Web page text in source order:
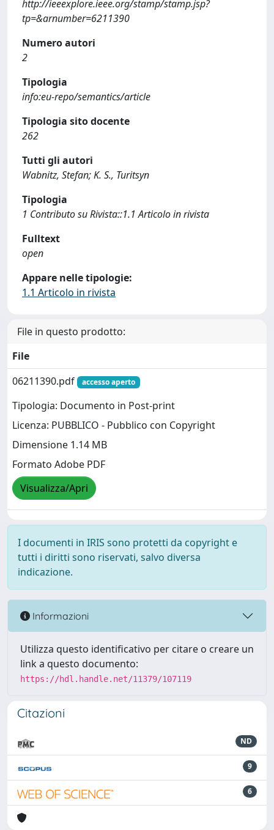
http://ieeexplore.ieee.org/stamp/stamp.jsp?
tp=&arnumber=6211390
Numero autori
2
Tipologia
info:eu-repo/semantics/article
Tipologia sito docente
262
Tutti gli autori
Wabnitz, Stefan; K. S., Turitsyn
Tipologia
1 Contributo su Rivista::1.1 Articolo in rivista
Fulltext
open
Appare nelle tipologie:
1.1 Articolo in rivista
File in questo prodotto:
File
06211390.pdf
accesso aperto
Tipologia: Documento in Post-print
Licenza: PUBBLICO - Pubblico con Copyright
Dimensione 1.14 MB
Formato Adobe PDF
Visualizza/Apri
I documenti in IRIS sono protetti da copyright e
tutti i diritti sono riservati, salvo diversa
indicazione.
Informazioni
Utilizza questo identificativo per citare o creare un
link a questo documento:
https://hdl.handle.net/11379/107119
Citazioni
ND
9
6